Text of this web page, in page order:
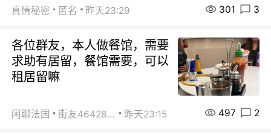
真情秘密 匿名 昨天23:29 301 3
各位群友，本人做餐馆，需要
求助有居留，餐馆需要，可以
租居留嘛
闲聊法国 街友46428878 昨天23:15 497 2